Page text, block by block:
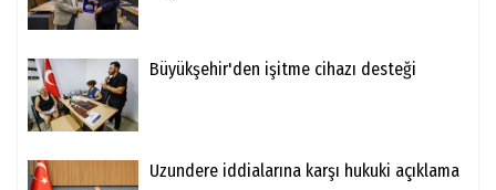
Büyükşehir'den işitme cihazı desteği
Uzundere iddialarına karşı hukuki açıklama